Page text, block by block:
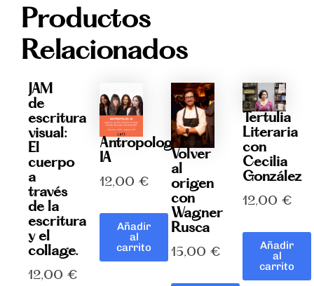
del
K.O.
cantidad
Productos
Relacionados
JAM
de
escritura
visual:
El
cuerpo
a
través
de la
escritura
y el
collage.
12,00 €
Antropolog-
IA
12,00 €
Añadir
al
carrito
Volver
al
origen
con
Wagner
Rusca
15,00 €
Tertulia
Literaria
con
Cecilia
González
12,00 €
Añadir
al
carrito